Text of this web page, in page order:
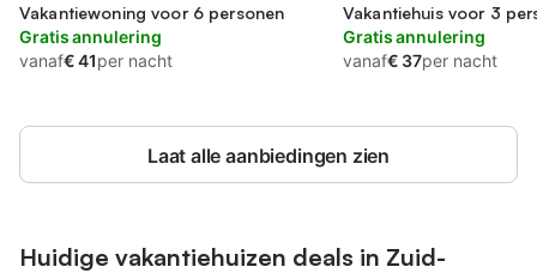
Vakantiewoning voor 6 personen
Gratis annulering
vanaf€ 41per nacht
Vakantiehuis voor 3
Gratis annulering
vanaf€ 37per nacht
Laat alle aanbiedingen zien
Huidige vakantiehuizen deals in Zuid-